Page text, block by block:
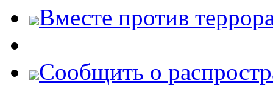
Вместе против
Cообщить о